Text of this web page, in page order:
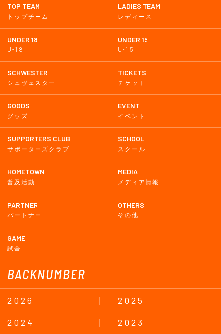
TOP TEAM
トップチーム
LADIES TEAM
レディース
UNDER 18
U-18
UNDER 15
U-15
SCHWESTER
シュヴェスター
TICKETS
チケット
GOODS
グッズ
EVENT
イベント
SUPPORTERS CLUB
サポーターズクラブ
SCHOOL
スクール
HOMETOWN
普及活動
MEDIA
メディア情報
PARTNER
パートナー
OTHERS
その他
GAME
試合
BACKNUMBER
2026
2025
2024
2023